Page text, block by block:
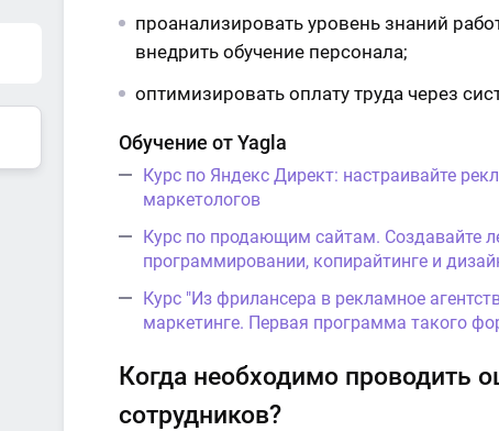
проанализировать уровень знаний
внедрить обучение персонала;
оптимизировать оплату труда через
Обучение от Yagla
Курс по Яндекс Директ: настраивайте
маркетологов
Курс по продающим сайтам. Создавайте
программировании, копирайтинге и
Курс "Из фрилансера в рекламное
маркетинге. Первая программа такого
Когда необходимо проводить
сотрудников?